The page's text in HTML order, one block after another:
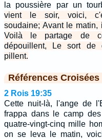
la poussière par un
vient le soir, voici,
soudaine; Avant le matin,
Voilà le partage de
dépouillent, Le sort de
pillent.
Références Croisées
2 Rois 19:35
Cette nuit-là, l'ange de
frappa dans le camp
quatre-vingt-cinq mille
on se leva le matin,